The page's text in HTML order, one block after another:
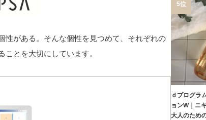
性がある。そんな個性を見つめて、それぞれの
とを大切にしています。
5位
ｄプログラ
ョンW｜ニ
大人のため